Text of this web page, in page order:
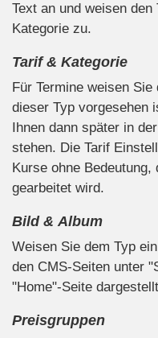
Text an und weisen
Kategorie zu.
Tarif & Kategorie
Für Termine weisen
dieser Typ vorgesehen
Ihnen dann später in
stehen. Die Tarif
Kurse ohne
gearbeitet wird.
Bild & Album
Weisen Sie dem Typ
den CMS-Seiten unter
"Home"-Seite
Preisgruppen